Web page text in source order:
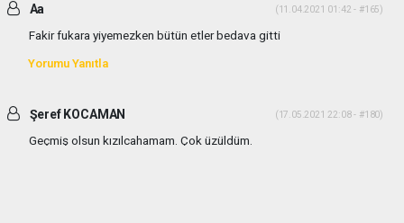
Aa (11.04.2021 01:42 - #165)
Fakir fukara yiyemezken bütün etler bedava gitti
Yorumu Yanıtla
Şeref KOCAMAN (17.05.2021 22:08 - #180)
Geçmiş olsun kızılcahamam. Çok üzüldüm.